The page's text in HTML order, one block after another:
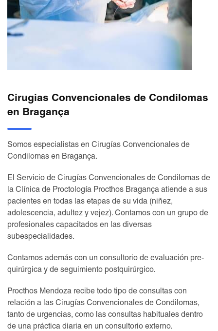
Cirugias Convencionales de Condilomas
en Bragança
Somos especialistas en Cirugías Convencionales de
Condilomas en Bragança.
El Servicio de Cirugías Convencionales de Condilomas de
la Clínica de Proctología Procthos Bragança atiende a sus
pacientes en todas las etapas de su vida (niñez,
adolescencia, adultez y vejez). Contamos con un grupo de
profesionales capacitados en las diversas
subespecialidades.
Contamos además con un consultorio de evaluación pre-
quirúrgica y de seguimiento postquirúrgico.
Procthos Mendoza recibe todo tipo de consultas con
relación a las Cirugías Convencionales de Condilomas,
tanto de urgencias, como las consultas habituales dentro
de una práctica diaria en un consultorio externo.